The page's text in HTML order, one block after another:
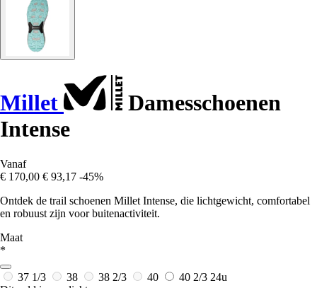
Millet
Damesschoenen
Intense
Vanaf
€ 170,00 € 93,17 -45%
Ontdek de trail schoenen Millet Intense, die lichtgewicht, comfortabel
en robuust zijn voor buitenactiviteit.
Maat
*
37 1/3 38 38 2/3 40 40 2/3 24u